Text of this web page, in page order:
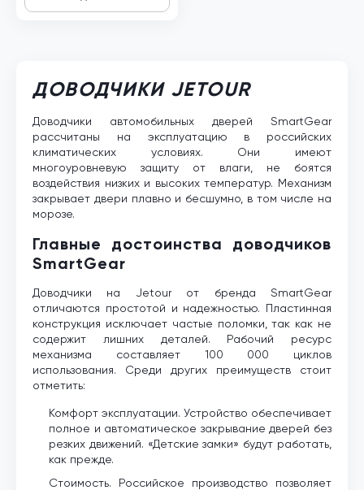
ДОВОДЧИКИ JETOUR
Доводчики автомобильных дверей SmartGear
рассчитаны на эксплуатацию в российских
климатических условиях. Они имеют
многоуровневую защиту от влаги, не боятся
воздействия низких и высоких температур. Механизм
закрывает двери плавно и бесшумно, в том числе на
морозе.
Главные достоинства доводчиков
SmartGear
Доводчики на Jetour от бренда SmartGear
отличаются простотой и надежностью. Пластинная
конструкция исключает частые поломки, так как не
содержит лишних деталей. Рабочий ресурс
механизма составляет 100 000 циклов
использования. Среди других преимуществ стоит
отметить:
Комфорт эксплуатации. Устройство обеспечивает
полное и автоматическое закрывание дверей без
резких движений. «Детские замки» будут работать,
как прежде.
Стоимость. Российское производство позволяет